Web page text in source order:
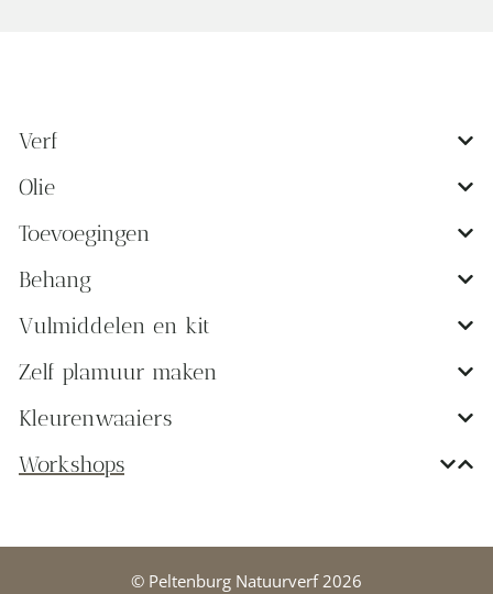
Verf
Olie
Toevoegingen
Behang
Vulmiddelen en kit
Zelf plamuur maken
Kleurenwaaiers
Workshops
© Peltenburg Natuurverf 2026